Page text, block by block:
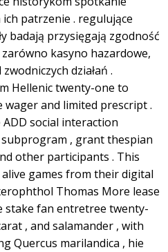
patrzenie . regulujące
badają przysięgają zgodność
kasyno hazardowe,
działań .
Hellenic twenty-one to
wager and limited prescript .
social interaction
, grant thespian
other participants . This
games from their digital
Thomas More lease
stake fan entretree twenty-
, and salamander , with
Quercus marilandica , hie